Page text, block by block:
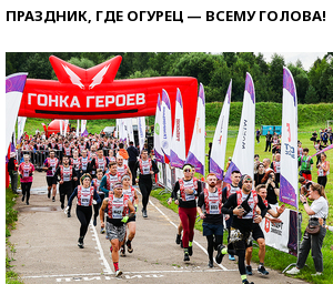
ПРАЗДНИК, ГДЕ ОГУРЕЦ — ВСЕМУ ГОЛОВА!